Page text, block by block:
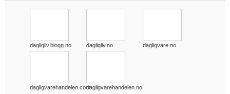
dagligliv.blogg.no dagligliv.no dagligvare.no
dagligvarehandelen.comdagligvarehandelen.no